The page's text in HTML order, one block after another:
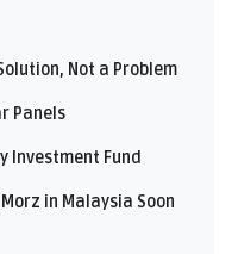
Not a Problem
Panels
Investment Fund
in Malaysia Soon